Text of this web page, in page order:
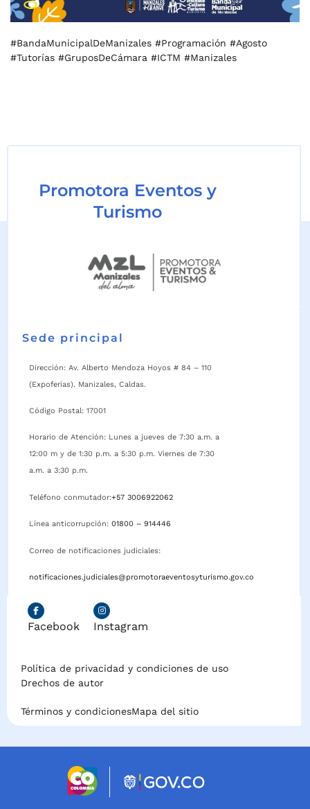
#BandaMunicipalDeManizales #Programación #Agosto
#Tutorías #GruposDeCámara #ICTM #Manizales
Promotora Eventos y
Turismo
Sede principal
Dirección: Av. Alberto Mendoza Hoyos # 84 – 110
(Expoferias). Manizales, Caldas.
Código Postal: 17001
Horario de Atención: Lunes a jueves de 7:30 a.m. a
12:00 m y de 1:30 p.m. a 5:30 p.m. Viernes de 7:30
a.m. a 3:30 p.m.
Teléfono conmutador:+57 3006922062
Línea anticorrupción: 01800 – 914446
Correo de notificaciones judiciales:
notificaciones.judiciales@promotoraeventosyturismo.gov.co
Facebook Instagram
Política de privacidad y condiciones de uso
Drechos de autor
Términos y condicionesMapa del sitio